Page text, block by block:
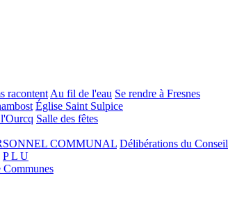
racontent Au fil de l'eau Se rendre à Fresnes
Église Saint Sulpice
l'Ourcq Salle des fêtes
COMMUNAL Délibérations du Conseil
P L U
Communes